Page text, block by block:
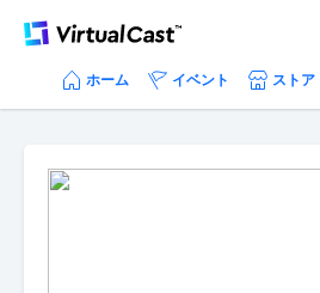
ホーム イベント ストア